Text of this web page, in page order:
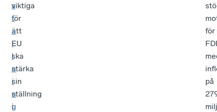
viktiga
för
att
EU
ska
stärka
sin
ställning
i
s
t
ä
l
l
n
i
n
g
för
FDI
på